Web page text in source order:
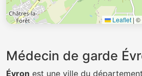
Leaflet | ©
Médecin de garde
Évron est une ville du département